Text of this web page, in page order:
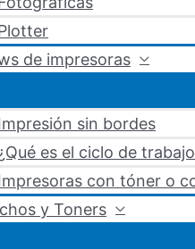
de impresoras
sin bordes
es el ciclo de
con tóner o
y Toners